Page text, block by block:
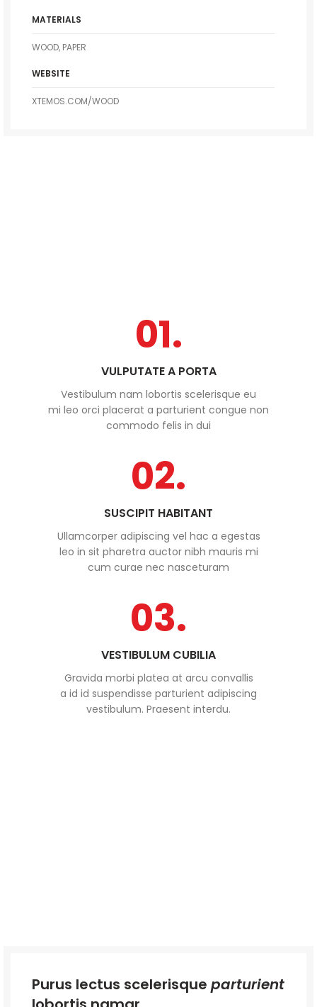
MATERIALS
WOOD, PAPER
WEBSITE
XTEMOS.COM/WOOD
01.
VULPUTATE A PORTA
Vestibulum nam lobortis scelerisque eu
mi leo orci placerat a parturient congue non
commodo felis in dui
02.
SUSCIPIT HABITANT
Ullamcorper adipiscing vel hac a egestas
leo in sit pharetra auctor nibh mauris mi
cum curae nec nasceturam
03.
VESTIBULUM CUBILIA
Gravida morbi platea at arcu convallis
a id id suspendisse parturient adipiscing
vestibulum. Praesent interdu.
Purus lectus scelerisque parturient